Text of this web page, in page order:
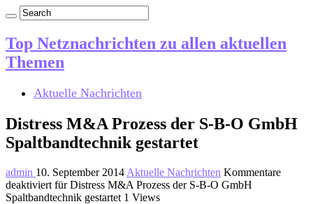
Top Netznachrichten zu allen aktuellen
Themen
Aktuelle Nachrichten
Distress M&A Prozess der S-B-O GmbH
Spaltbandtechnik gestartet
admin 10. September 2014 Aktuelle Nachrichten Kommentare
deaktiviert für Distress M&A Prozess der S-B-O GmbH
Spaltbandtechnik gestartet 1 Views